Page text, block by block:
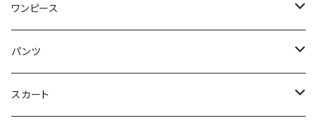
Tシャツ/カットソー
タンクトップ/キャミソール
シャツ/ブラウス
ワンピース
ミニ/ショート
ミディアム/ミモレ
パンツ
ショート丈
スカート